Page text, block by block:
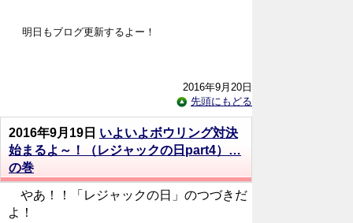
明日もブログ更新するよー！
2016年9月20日
先頭にもどる
2016年9月19日 いよいよボウリング対決
始まるよ～！（レジャックの日part4）…
の巻
やあ！！「レジャックの日」のつづきだ
よ！